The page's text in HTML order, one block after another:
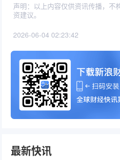
声明：以上内容仅供资讯传播，不
资建议。
2026-06-04 02:23:42
最新快讯